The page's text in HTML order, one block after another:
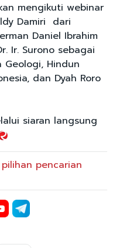
mengikuti webinar
Damiri dari
Daniel Ibrahim
Ir. Surono sebagai
Hindun
dan Dyah Roro
siaran langsung
pencarian